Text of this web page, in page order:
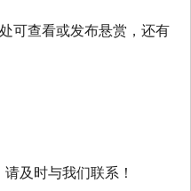
可查看或发布悬赏，还有
及时与我们联系！